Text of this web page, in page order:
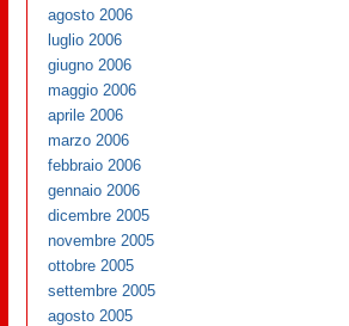
agosto 2006
luglio 2006
giugno 2006
maggio 2006
aprile 2006
marzo 2006
febbraio 2006
gennaio 2006
dicembre 2005
novembre 2005
ottobre 2005
settembre 2005
agosto 2005